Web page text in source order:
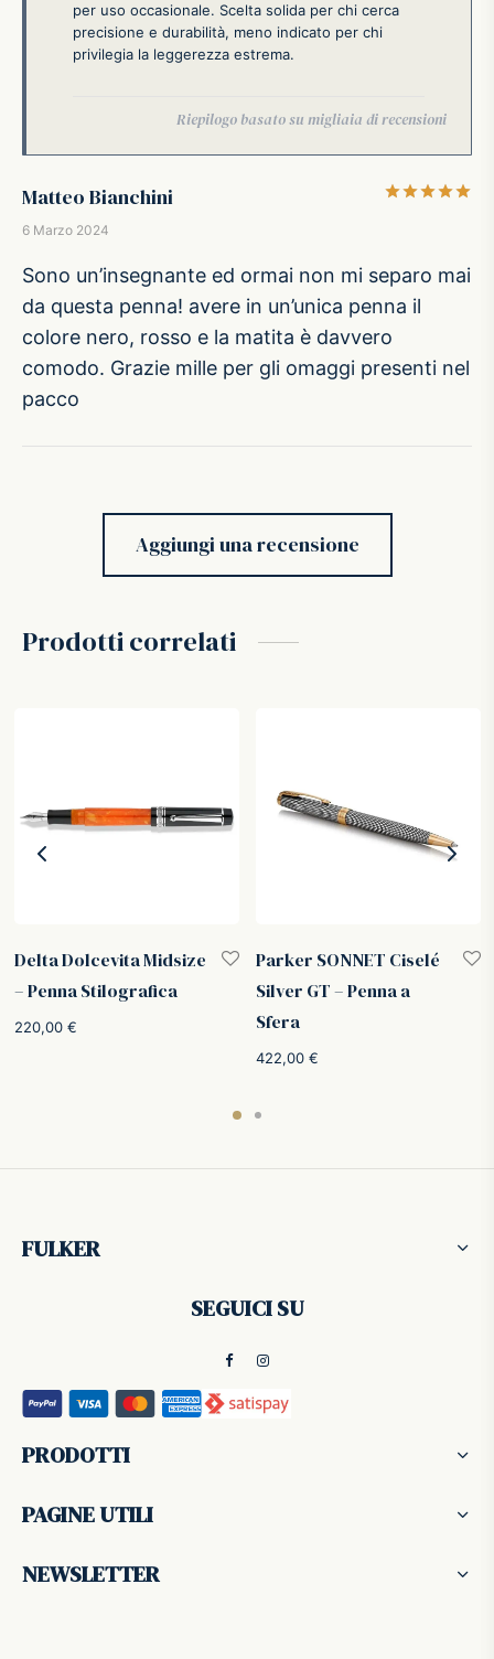
per uso occasionale. Scelta solida per chi cerca
precisione e durabilità, meno indicato per chi
privilegia la leggerezza estrema.
Matteo Bianchini
6 Marzo 2024
Sono un’insegnante ed ormai non mi separo mai
da questa penna! avere in un’unica penna il
colore nero, rosso e la matita è davvero
comodo. Grazie mille per gli omaggi presenti nel
pacco
Aggiungi una recensione
Prodotti correlati
Delta Dolcevita Midsize
– Penna Stilografica
220,00 €
Parker SONNET Ciselé
Silver GT – Penna a
Sfera
422,00 €
FULKER
SEGUICI SU
PRODOTTI
PAGINE UTILI
NEWSLETTER